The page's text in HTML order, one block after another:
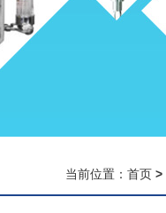
当前位置： 首页 >